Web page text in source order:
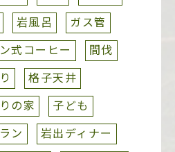
岩風呂
ガス管
式コーヒー
間伐
格子天井
の家
子ども
ン
岩出ディナー